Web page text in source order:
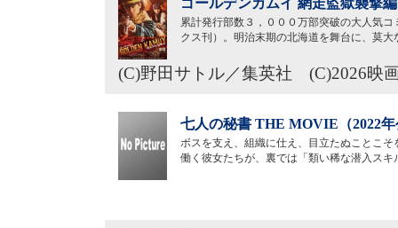
累計発行部数３，０００万部突破の大人気
クス刊）。明治末期の北海道を舞台に、莫
(C)野田サトル／集英社 (C)2026映
七人の秘書 THE MOVIE（2022年
ボスを支え、組織に仕え、目立たぬことこ
働く彼女たちが、裏では「類い稀な潜入ス